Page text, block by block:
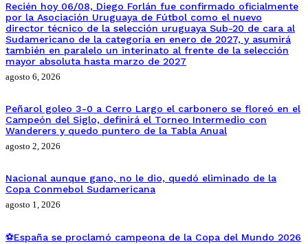
Recién hoy 06/08, Diego Forlán fue confirmado oficialmente
por la Asociación Uruguaya de Fútbol como el nuevo
director técnico de la selección uruguaya Sub-20 de cara al
Sudamericano de la categoría en enero de 2027, y asumirá
también en paralelo un interinato al frente de la selección
mayor absoluta hasta marzo de 2027
agosto 6, 2026
Peñarol goleo 3-0 a Cerro Largo el carbonero se floreó en el
Campeón del Siglo, definirá el Torneo Intermedio con
Wanderers y quedo puntero de la Tabla Anual
agosto 2, 2026
Nacional aunque gano, no le dio, quedó eliminado de la
Copa Conmebol Sudamericana
agosto 1, 2026
⚽España se proclamó campeona de la Copa del Mundo 2026